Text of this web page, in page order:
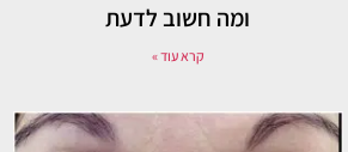
ומה חשוב לדעת
קרא עוד »